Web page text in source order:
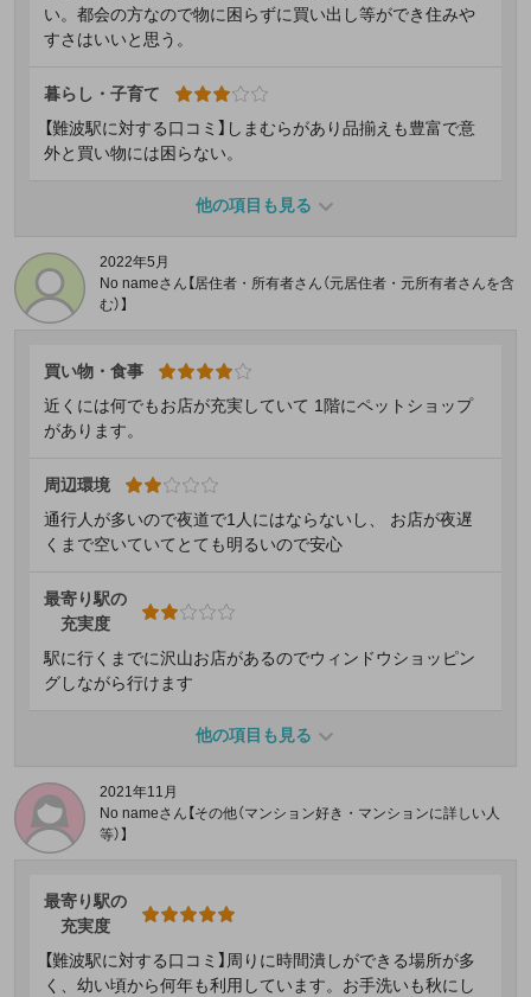
い。都会の方なので物に困らずに買い出し等ができ住みや
すさはいいと思う。
暮らし・子育て
【難波駅に対する口コミ】しまむらがあり品揃えも豊富で意
外と買い物には困らない。
他の項目も見る
2022年5月
No nameさん【居住者・所有者さん（元居住者・元所有者さんを含
む）】
買い物・食事
近くには何でもお店が充実していて 1階にペットショップ
があります。
周辺環境
通行人が多いので夜道で1人にはならないし、 お店が夜遅
くまで空いていてとても明るいので安心
最寄り駅の
充実度
駅に行くまでに沢山お店があるのでウィンドウショッピン
グしながら行けます
他の項目も見る
2021年11月
No nameさん【その他（マンション好き・マンションに詳しい人
等）】
最寄り駅の
充実度
【難波駅に対する口コミ】周りに時間潰しができる場所が多
く、幼い頃から何年も利用しています。お手洗いも秋にし